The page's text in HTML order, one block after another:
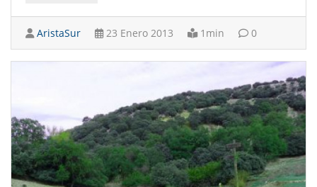
AristaSur 23 Enero 2013 1min 0